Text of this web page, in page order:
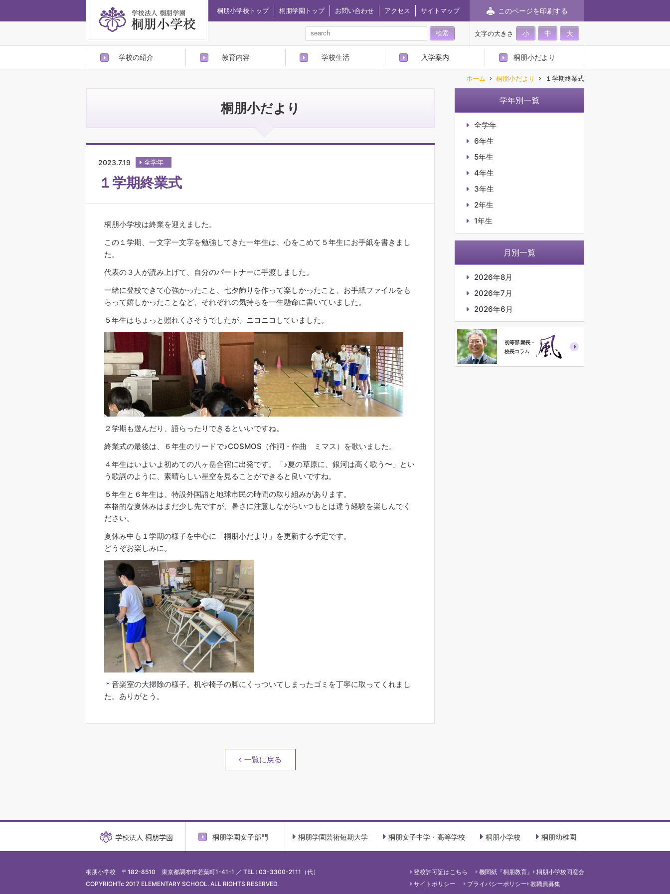
桐朋小学校トップ 桐朋学園トップ お問い合わせ アクセス サイトマップ このページを印刷する
文字の大きさ 小 中 大
学校の紹介 教育内容 学校生活 入学案内 桐朋小だより
ホーム 桐朋小だより １学期終業式
桐朋小だより
2023.7.19 全学年
１学期終業式
桐朋小学校は終業を迎えました。
この１学期、一文字一文字を勉強してきた一年生は、心をこめて５年生にお手紙を書きまし
た。
代表の３人が読み上げて、自分のパートナーに手渡しました。
一緒に登校できて心強かったこと、七夕飾りを作って楽しかったこと、お手紙ファイルをも
らって嬉しかったことなど、それぞれの気持ちを一生懸命に書いていました。
５年生はちょっと照れくさそうでしたが、ニコニコしていました。
２学期も遊んだり、語らったりできるといいですね。
終業式の最後は、６年生のリードで♪COSMOS（作詞・作曲 ミマス）を歌いました。
４年生はいよいよ初めての八ヶ岳合宿に出発です。「♪夏の草原に、銀河は高く歌う〜」とい
う歌詞のように、素晴らしい星空を見ることができると良いですね。
５年生と６年生は、特設外国語と地球市民の時間の取り組みがあります。
本格的な夏休みはまだ少し先ですが、暑さに注意しながらいつもとは違う経験を楽しんでく
ださい。
夏休み中も１学期の様子を中心に「桐朋小だより」を更新する予定です。
どうぞお楽しみに。
＊音楽室の大掃除の様子。机や椅子の脚にくっついてしまったゴミを丁寧に取ってくれまし
た。ありがとう。
一覧に戻る
学年別一覧
全学年
6年生
5年生
4年生
3年生
2年生
1年生
月別一覧
2026年8月
2026年7月
2026年6月
初等部 園長・
校長コラム
桐朋学園女子部門 桐朋学園芸術短期大学 桐朋女子中学・高等学校 桐朋小学校 桐朋幼稚園
桐朋小学校 〒182-8510 東京都調布市若葉町1-41-1 ／ TEL : 03-3300-2111（代）
COPYRIGHTc 2017 ELEMENTARY SCHOOL. ALL RIGHTS RESERVED.
登校許可証はこちら 機関紙『桐朋教育』
桐朋小学校同窓会
サイトポリシー
プライバシーポリシー 教職員募集